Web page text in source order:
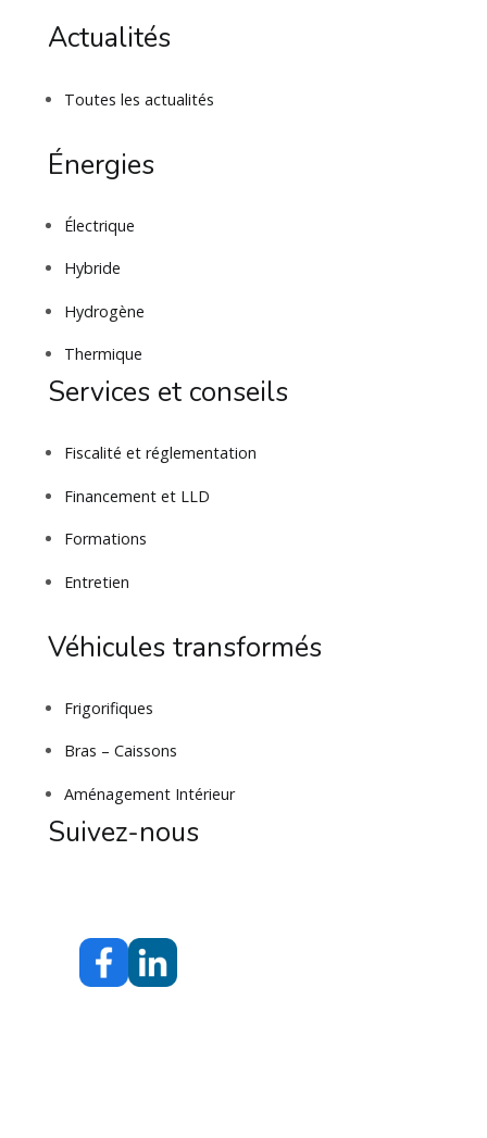
Actualités
Toutes les actualités
Énergies
Électrique
Hybride
Hydrogène
Thermique
Services et conseils
Fiscalité et réglementation
Financement et LLD
Formations
Entretien
Véhicules transformés
Frigorifiques
Bras – Caissons
Aménagement Intérieur
Suivez-nous